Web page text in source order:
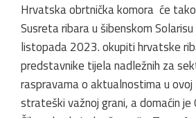
Hrvatska obrtnička komora će
Susreta ribara u šibenskom Solarisu
listopada 2023. okupiti hrvatske
predstavnike tijela nadležnih za
raspravama o aktualnostima u
strateški važnoj grani, a domaćin je